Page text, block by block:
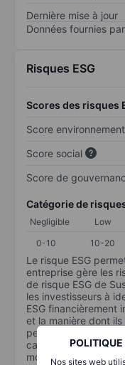
Nos sites web
Dernière mise à jour
Données fournies par
Risques ESG
Scores des risques
Score
Score social
Score de
Catégorie de
Negligible Low
0-10
10-20
Le risque ESG
entreprise gère les
de risque ESG de
les investisseurs à
ESG financièrement
et la manière dont
performances à long
capital. L’échelle va
moins il est